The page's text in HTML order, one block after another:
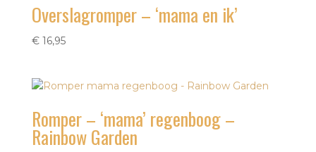
Overslagromper – ‘mama en ik’
€16,95
Romper – ‘mama’ regenboog –
Rainbow Garden